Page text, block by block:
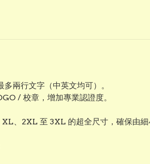
兩行文字（中英文均可）。
/ 校章，增加專業認證度。
、2XL 至 3XL 的超全尺寸，確保由細